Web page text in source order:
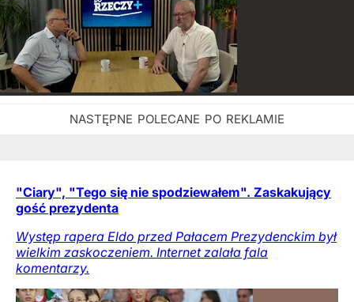
"Ciary", "Tego się nie spodziewałem". Zaskakujący
gość prezydenta
Występ rapera Eldo przed Pałacem Prezydenckim był
wielkim zaskoczeniem. Internet zalała fala
komentarzy.